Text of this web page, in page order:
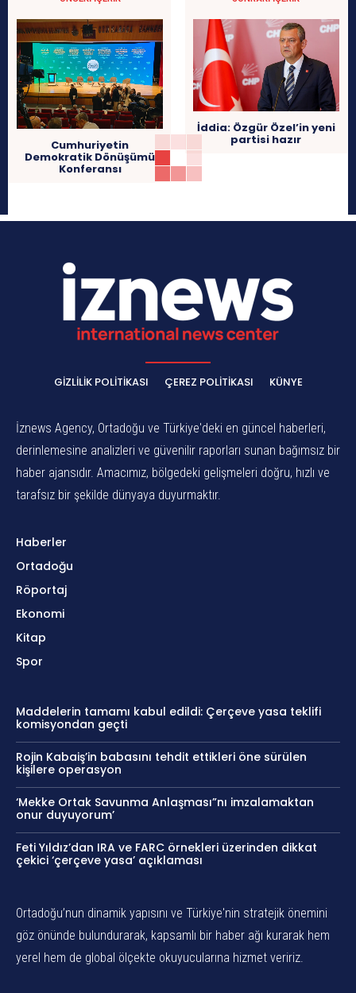
Cumhuriyetin
Demokratik Dönüşümü
Konferansı
İddia: Özgür Özel’in yeni
partisi hazır
GIZLILIK POLITIKASI ÇEREZ POLITIKASI KÜNYE
İznews Agency, Ortadoğu ve Türkiye'deki en güncel haberleri,
derinlemesine analizleri ve güvenilir raporları sunan bağımsız bir
haber ajansıdır. Amacımız, bölgedeki gelişmeleri doğru, hızlı ve
tarafsız bir şekilde dünyaya duyurmaktır.
Haberler
Ortadoğu
Röportaj
Ekonomi
Kitap
Spor
Maddelerin tamamı kabul edildi: Çerçeve yasa teklifi
komisyondan geçti
Rojin Kabaiş’in babasını tehdit ettikleri öne sürülen
kişilere operasyon
‘Mekke Ortak Savunma Anlaşması”nı imzalamaktan
onur duyuyorum’
Feti Yıldız’dan IRA ve FARC örnekleri üzerinden dikkat
çekici ‘çerçeve yasa’ açıklaması
Ortadoğu’nun dinamik yapısını ve Türkiye'nin stratejik önemini
göz önünde bulundurarak, kapsamlı bir haber ağı kurarak hem
yerel hem de global ölçekte okuyucularına hizmet veririz.